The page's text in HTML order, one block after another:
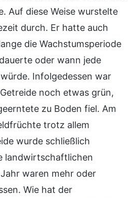
Auf diese Weise wurstelte
durch. Er hatte auch
die Wachstumsperiode
oder wann jede
Infolgedessen war
noch etwas grün,
zu Boden fiel. Am
trotz allem
wurde schließlich
landwirtschaftlichen
waren mehr oder
Wie hat der